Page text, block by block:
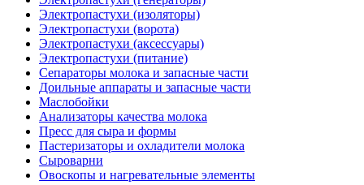
Электропастухи (изоляторы)
Электропастухи (ворота)
Электропастухи (аксессуары)
Электропастухи (питание)
Сепараторы молока и запасные части
Доильные аппараты и запасные части
Маслобойки
Анализаторы качества молока
Пресс для сыра и формы
Пастеризаторы и охладители молока
Сыроварни
Овоскопы и нагревательные элементы